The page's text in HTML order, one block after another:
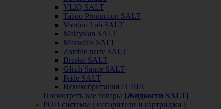
VLIQ SALT
Taboo Production SALT
Voodoo Lab SALT
Malaysian SALT
Maxwells SALT
Zombie party SALT
Brusko SALT
Glitch Sauce SALT
Pride SALT
Великобритания / США
Посмотреть все товары [Жидкости SALT]
POD системы ( испарители и картриджи )